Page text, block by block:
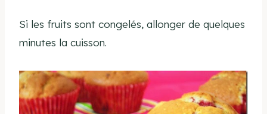
Si les fruits sont congelés, allonger de quelques
minutes la cuisson.